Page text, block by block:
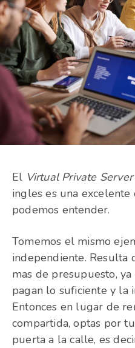
El Virtual Private Server
ingles es una
podemos entender.
Tomemos el mismo
independiente. Resulta
mas de presupuesto,
pagan lo suficiente y la
Entonces en lugar de
compartida, optas por
puerta a la calle, es